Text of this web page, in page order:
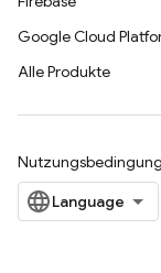
Google Cloud
Alle Produkte